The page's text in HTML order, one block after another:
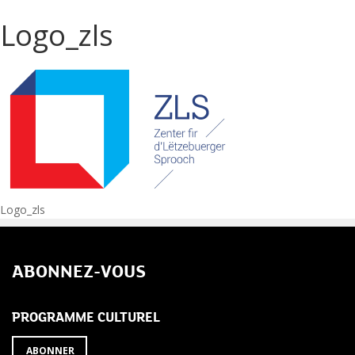
Logo_zls
Navigation
l’article
Logo_zls
ABONNEZ-VOUS
PROGRAMME CULTUREL
ABONNER